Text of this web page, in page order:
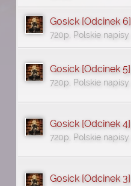
Gosick [Odcinek 6]
720p, Polskie napisy
Gosick [Odcinek 5]
720p, Polskie napisy
Gosick [Odcinek 4]
720p, Polskie napisy
Gosick [Odcinek 3]